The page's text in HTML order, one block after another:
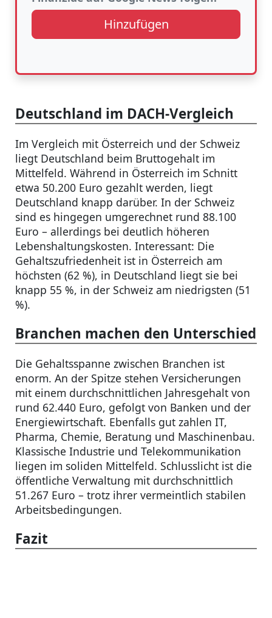
Hinzufügen
Deutschland im DACH-Vergleich
Im Vergleich mit Österreich und der Schweiz
liegt Deutschland beim Bruttogehalt im
Mittelfeld. Während in Österreich im Schnitt
etwa 50.200 Euro gezahlt werden, liegt
Deutschland knapp darüber. In der Schweiz
sind es hingegen umgerechnet rund 88.100
Euro – allerdings bei deutlich höheren
Lebenshaltungskosten. Interessant: Die
Gehaltszufriedenheit ist in Österreich am
höchsten (62 %), in Deutschland liegt sie bei
knapp 55 %, in der Schweiz am niedrigsten (51
%).
Branchen machen den Unterschied
Die Gehaltsspanne zwischen Branchen ist
enorm. An der Spitze stehen Versicherungen
mit einem durchschnittlichen Jahresgehalt von
rund 62.440 Euro, gefolgt von Banken und der
Energiewirtschaft. Ebenfalls gut zahlen IT,
Pharma, Chemie, Beratung und Maschinenbau.
Klassische Industrie und Telekommunikation
liegen im soliden Mittelfeld. Schlusslicht ist die
öffentliche Verwaltung mit durchschnittlich
51.267 Euro – trotz ihrer vermeintlich stabilen
Arbeitsbedingungen.
Fazit